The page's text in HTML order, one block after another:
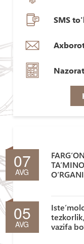
SMS
07
AVG
05
AVG
vazifa